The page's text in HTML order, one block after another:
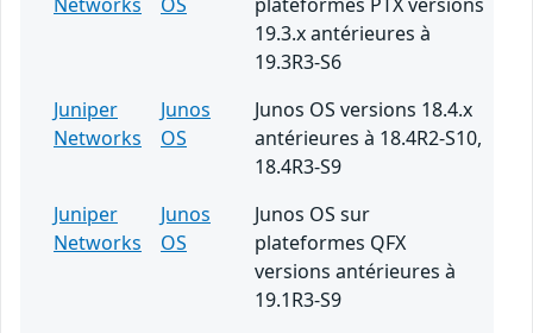
19.3.x antérieures à
19.3R3-S6
Juniper
Networks
Junos
OS
Junos OS versions 18.4.x
antérieures à 18.4R2-S10,
18.4R3-S9
Juniper
Networks
Junos
OS
Junos OS sur
plateformes QFX
versions antérieures à
19.1R3-S9